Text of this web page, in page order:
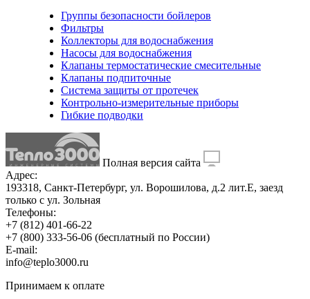
Группы безопасности бойлеров
Фильтры
Коллекторы для водоснабжения
Насосы для водоснабжения
Клапаны термостатические смесительные
Клапаны подпиточные
Система защиты от протечек
Контрольно-измерительные приборы
Гибкие подводки
Полная версия сайта
Адрес:
193318, Санкт-Петербург, ул. Ворошилова, д.2 лит.Е, заезд
только с ул. Зольная
Телефоны:
+7 (812) 401-66-22
+7 (800) 333-56-06 (бесплатный по России)
E-mail:
info@teplo3000.ru
Принимаем к оплате